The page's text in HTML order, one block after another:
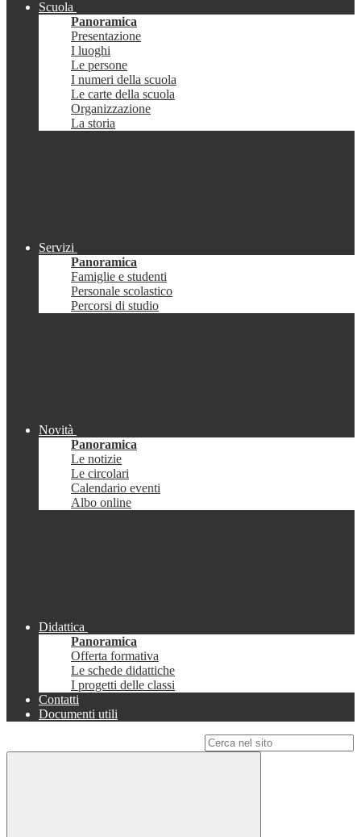
Scuola
Panoramica
Presentazione
I luoghi
Le persone
I numeri della scuola
Le carte della scuola
Organizzazione
La storia
Servizi
Panoramica
Famiglie e studenti
Personale scolastico
Percorsi di studio
Novità
Panoramica
Le notizie
Le circolari
Calendario eventi
Albo online
Didattica
Panoramica
Offerta formativa
Le schede didattiche
I progetti delle classi
Contatti
Documenti utili